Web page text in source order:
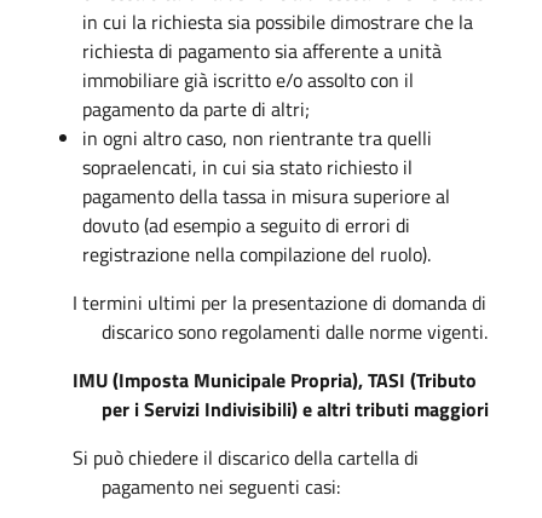
in cui la richiesta sia possibile dimostrare che la
richiesta di pagamento sia afferente a unità
immobiliare già iscritto e/o assolto con il
pagamento da parte di altri;
in ogni altro caso, non rientrante tra quelli
sopraelencati, in cui sia stato richiesto il
pagamento della tassa in misura superiore al
dovuto (ad esempio a seguito di errori di
registrazione nella compilazione del ruolo).
I termini ultimi per la presentazione di domanda di
discarico sono regolamenti dalle norme vigenti.
IMU (Imposta Municipale Propria), TASI (Tributo
per i Servizi Indivisibili) e altri tributi maggiori
Si può chiedere il discarico della cartella di
pagamento nei seguenti casi: